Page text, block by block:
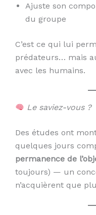
Ajuste son
du groupe
C’est ce qui lui
prédateurs… mais
avec les humains.
Le saviez-vous ?
Des études ont
quelques jours
permanence de
toujours) — un
n’acquièrent que